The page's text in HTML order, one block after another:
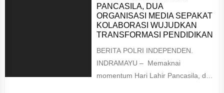
PANCASILA, DUA
ORGANISASI MEDIA SEPAKAT
KOLABORASI WUJUDKAN
TRANSFORMASI PENDIDIKAN
BERITA POLRI INDEPENDEN.
INDRAMAYU – Memaknai
momentum Hari Lahir Pancasila, dua